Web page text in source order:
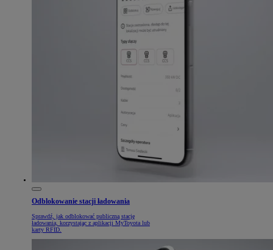
Odblokowanie stacji ładowania
Sprawdź, jak odblokować publiczną stację
ładowania, korzystając z aplikacji MyToyota lub
karty RFID.